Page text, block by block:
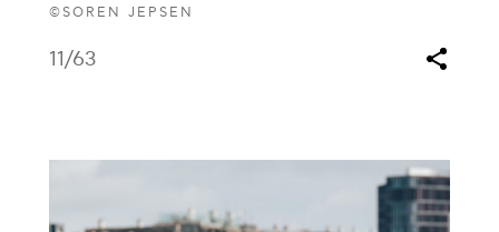
©SOREN JEPSEN
11/63